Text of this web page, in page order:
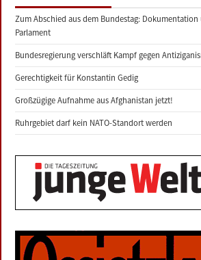
Zum Abschied aus dem Bundestag:
Parlament
Bundesregierung verschläft Kampf gegen
Gerechtigkeit für Konstantin Gedig
Großzügige Aufnahme aus Afghanistan jetzt!
Ruhrgebiet darf kein NATO-Standort werden